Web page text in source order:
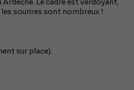
Le cadre est verdoyant,
sourires sont nombreux !
sur place).